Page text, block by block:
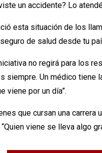
un accidente? Lo
esta situación de los
de salud desde tu
no regirá para los
siempre. Un médico
viene por un día”.
que cursan una
viene se lleva algo